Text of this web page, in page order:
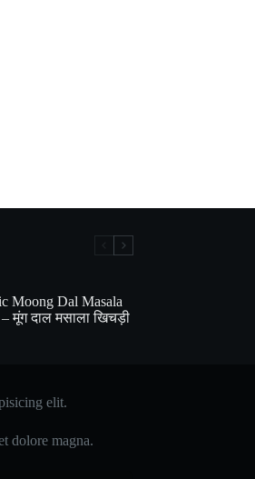
Moong Dal Masala
मूंग दाल मसाला खिचड़ी
elit.
dolore magna.